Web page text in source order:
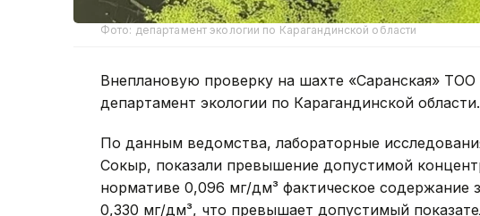
Фото: департамент экологии по Карагандинской области
Внеплановую проверку на шахте «Саранская» ТОО
департамент экологии по Карагандинской области.
По данным ведомства, лабораторные
Сокыр, показали превышение допустимой
нормативе 0,096 мг/дм³ фактическое содержание
0,330 мг/дм³, что превышает допустимый